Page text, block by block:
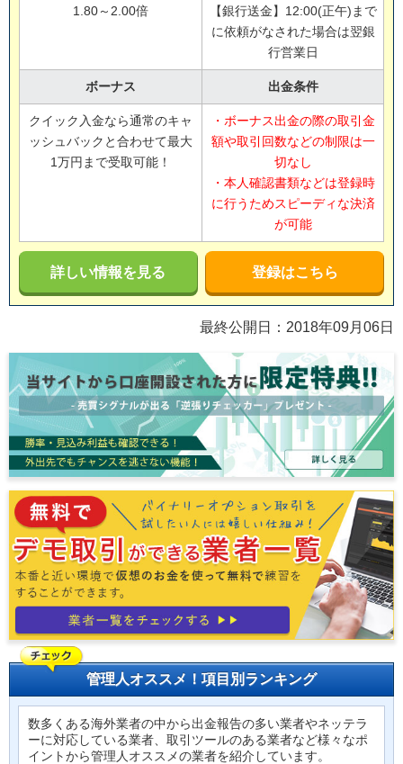
1.80～2.00倍
【銀行送金】12:00(正午)まで
に依頼がなされた場合は翌銀
行営業日
ボーナス 出金条件
クイック入金なら通常のキャ
ッシュバックと合わせて最大
1万円まで受取可能！
・ボーナス出金の際の取引金
額や取引回数などの制限は一
切なし
・本人確認書類などは登録時
に行うためスピーディな決済
が可能
詳しい情報を見る 登録はこちら
最終公開日： 2018年09月06日
管理人オススメ！項目別ランキング
数多くある海外業者の中から出金報告の多い業者やネッテラ
ーに対応している業者、取引ツールのある業者など様々なポ
イントから管理人オススメの業者を紹介しています。